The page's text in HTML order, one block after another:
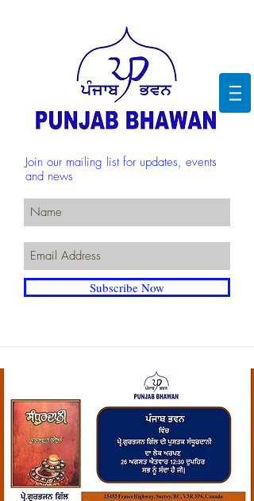
Join our mailing list for updates, events
and news
Subscribe Now